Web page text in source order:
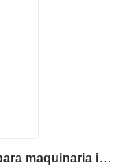
MWM Por determinar 501-6E motor para maquinaria industrial